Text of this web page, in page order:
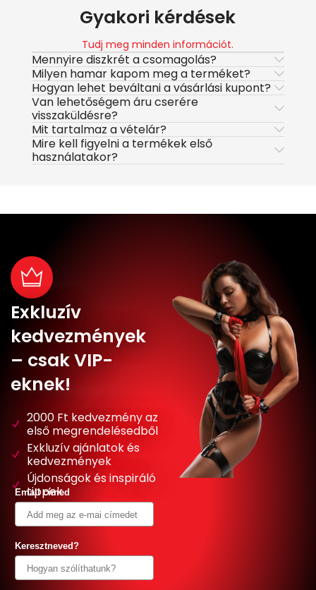
Gyakori kérdések
Tudj meg minden információt.
Mennyire diszkrét a csomagolás?
Milyen hamar kapom meg a terméket?
Hogyan lehet beváltani a vásárlási kupont?
Van lehetőségem áru cserére
visszaküldésre?
Mit tartalmaz a vételár?
Mire kell figyelni a termékek első
használatakor?
Exkluzív
kedvezmények
– csak VIP-
eknek!
2000 Ft kedvezmény az
első megrendelésedből
Exkluzív ajánlatok és
kedvezmények
Újdonságok és inspiráló
tippek
Email címed
Keresztneved?